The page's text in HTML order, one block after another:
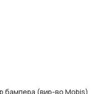
бампера (вир-во Mobis)